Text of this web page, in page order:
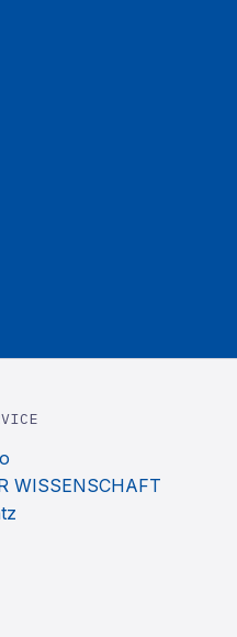
WISSENSCHAFT